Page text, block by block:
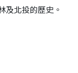
及北投的歷史。